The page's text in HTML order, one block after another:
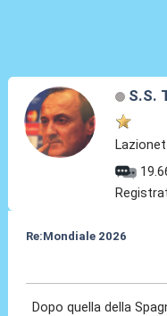
S.S.
Re:Mondiale 2026
Dopo quella della